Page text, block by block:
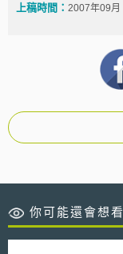
上稿時間： 2007年09月
你可能還會想看